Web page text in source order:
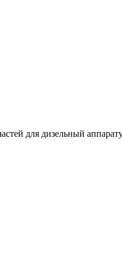
для дизельный